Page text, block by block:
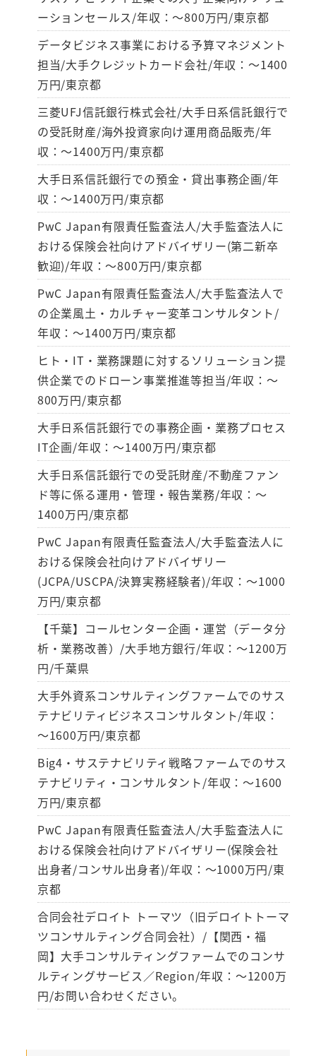
ーションセールス/年収：～800万円/東京都
データビジネス事業における予算マネジメント
担当/大手クレジットカード会社/年収：～1400
万円/東京都
三菱UFJ信託銀行株式会社/大手日系信託銀行で
の受託財産/海外投資家向け運用商品販売/年
収：～1400万円/東京都
大手日系信託銀行での預金・貸出事務企画/年
収：～1400万円/東京都
PwC Japan有限責任監査法人/大手監査法人に
おける保険会社向けアドバイザリー(第二新卒
歓迎)/年収：～800万円/東京都
PwC Japan有限責任監査法人/大手監査法人で
の企業風土・カルチャー変革コンサルタント/
年収：～1400万円/東京都
ヒト・IT・業務課題に対するソリューション提
供企業でのドローン事業推進等担当/年収：～
800万円/東京都
大手日系信託銀行での事務企画・業務プロセス
IT企画/年収：～1400万円/東京都
大手日系信託銀行での受託財産/不動産ファン
ド等に係る運用・管理・報告業務/年収：～
1400万円/東京都
PwC Japan有限責任監査法人/大手監査法人に
おける保険会社向けアドバイザリー
(JCPA/USCPA/決算実務経験者)/年収：～1000
万円/東京都
【千葉】コールセンター企画・運営（データ分
析・業務改善）/大手地方銀行/年収：～1200万
円/千葉県
大手外資系コンサルティングファームでのサス
テナビリティビジネスコンサルタント/年収：
～1600万円/東京都
Big4・サステナビリティ戦略ファームでのサス
テナビリティ・コンサルタント/年収：～1600
万円/東京都
PwC Japan有限責任監査法人/大手監査法人に
おける保険会社向けアドバイザリー(保険会社
出身者/コンサル出身者)/年収：～1000万円/東
京都
合同会社デロイト トーマツ（旧デロイトトーマ
ツコンサルティング合同会社）/【関西・福
岡】大手コンサルティングファームでのコンサ
ルティングサービス／Region/年収：～1200万
円/お問い合わせください。